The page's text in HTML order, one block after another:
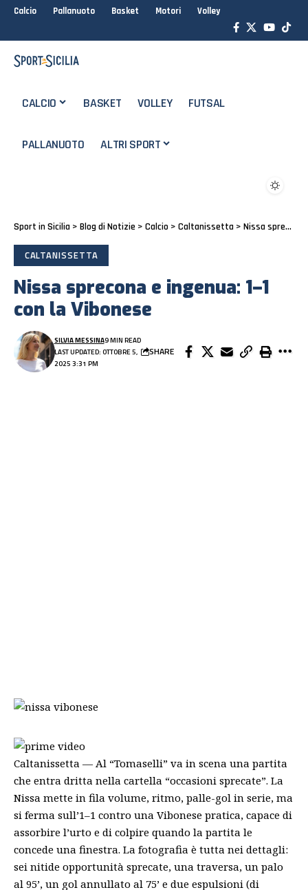
Calcio Pallanuoto Basket Motori Volley
CALCIO BASKET VOLLEY FUTSAL
PALLANUOTO ALTRI SPORT
Sport in Sicilia > Blog di Notizie > Calcio > Caltanissetta > Nissa sprecona e ingenua: 1–1 con la Vibonese
CALTANISSETTA
Nissa sprecona e ingenua: 1–1
con la Vibonese
LAST UPDATED: OTTOBRE 5,
2025 3:31 PM
SILVIA MESSINA9 MIN READ
SHARE
Caltanissetta — Al “Tomaselli” va in scena una partita
che entra dritta nella cartella “occasioni sprecate”. La
Nissa mette in fila volume, ritmo, palle-gol in serie, ma
si ferma sull’1–1 contro una Vibonese pratica, capace di
assorbire l’urto e di colpire quando la partita le
concede una finestra. La fotografia è tutta nei dettagli:
sei nitide opportunità sprecate, una traversa, un palo
al 95’, un gol annullato al 75’ e due espulsioni (di